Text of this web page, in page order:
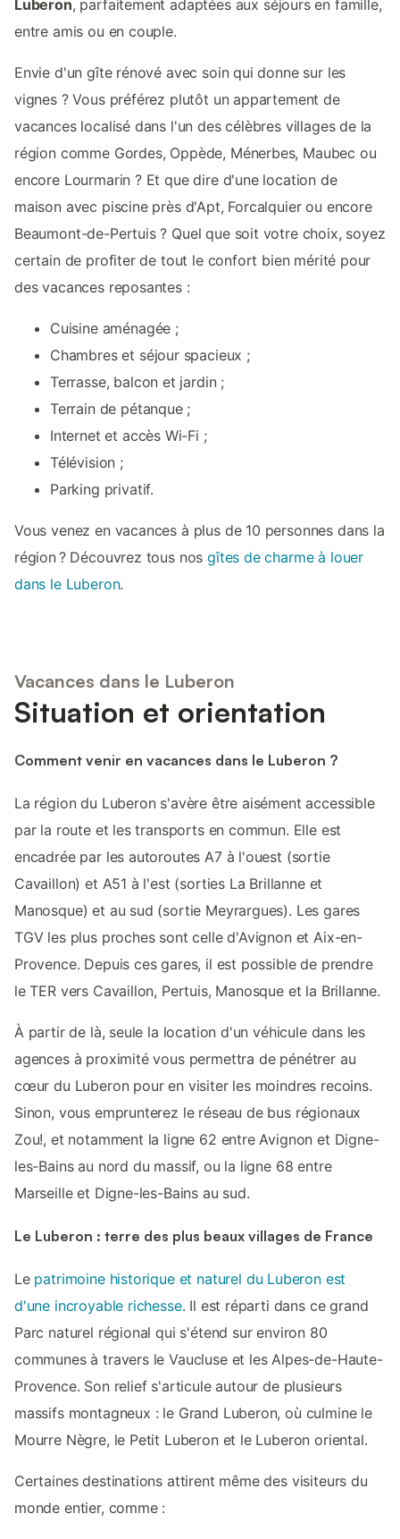
Luberon, parfaitement adaptées aux séjours en famille,
entre amis ou en couple.
Envie d'un gîte rénové avec soin qui donne sur les
vignes ? Vous préférez plutôt un appartement de
vacances localisé dans l'un des célèbres villages de la
région comme Gordes, Oppède, Ménerbes, Maubec ou
encore Lourmarin ? Et que dire d'une location de
maison avec piscine près d'Apt, Forcalquier ou encore
Beaumont-de-Pertuis ? Quel que soit votre choix, soyez
certain de profiter de tout le confort bien mérité pour
des vacances reposantes :
Cuisine aménagée ;
Chambres et séjour spacieux ;
Terrasse, balcon et jardin ;
Terrain de pétanque ;
Internet et accès Wi-Fi ;
Télévision ;
Parking privatif.
Vous venez en vacances à plus de 10 personnes dans la
région ? Découvrez tous nosgîtes de charme à louer
dans le Luberon.
Vacances dans le Luberon
Situation et orientation
Comment venir en vacances dans le Luberon ?
La région du Luberon s'avère être aisément accessible
par la route et les transports en commun. Elle est
encadrée par les autoroutes A7 à l'ouest (sortie
Cavaillon) et A51 à l'est (sorties La Brillanne et
Manosque) et au sud (sortie Meyrargues). Les gares
TGV les plus proches sont celle d'Avignon et Aix-en-
Provence. Depuis ces gares, il est possible de prendre
le TER vers Cavaillon, Pertuis, Manosque et la Brillanne.
À partir de là, seule la location d'un véhicule dans les
agences à proximité vous permettra de pénétrer au
cœur du Luberon pour en visiter les moindres recoins.
Sinon, vous emprunterez le réseau de bus régionaux
Zou!, et notamment la ligne 62 entre Avignon et Digne-
les-Bains au nord du massif, ou la ligne 68 entre
Marseille et Digne-les-Bains au sud.
Le Luberon : terre des plus beaux villages de France
Le patrimoine historique et naturel du Luberon est
d'une incroyable richesse. Il est réparti dans ce grand
Parc naturel régional qui s'étend sur environ 80
communes à travers le Vaucluse et les Alpes-de-Haute-
Provence. Son relief s'articule autour de plusieurs
massifs montagneux : le Grand Luberon, où culmine le
Mourre Nègre, le Petit Luberon et le Luberon oriental.
Certaines destinations attirent même des visiteurs du
monde entier, comme :